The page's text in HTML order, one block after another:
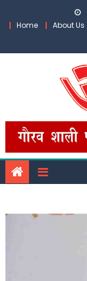
Home
About Us